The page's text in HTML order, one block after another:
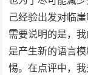
己经验出发对临
需要说明的是，
是产生新的语言
惕。在点评中，